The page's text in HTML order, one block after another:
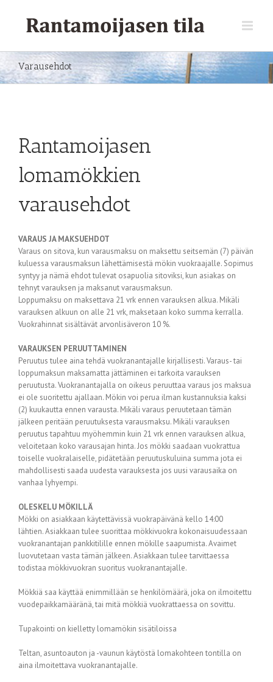
Varausehdot
Rantamoijasen
lomamökkien
varausehdot
VARAUS JA MAKSUEHDOT
Varaus on sitova, kun varausmaksu on maksettu seitsemän (7) päivän
kuluessa varausmaksun lähettämisestä mökin vuokraajalle. Sopimus
syntyy ja nämä ehdot tulevat osapuolia sitoviksi, kun asiakas on
tehnyt varauksen ja maksanut varausmaksun.
Loppumaksu on maksettava 21 vrk ennen varauksen alkua. Mikäli
varauksen alkuun on alle 21 vrk, maksetaan koko summa kerralla.
Vuokrahinnat sisältävät arvonlisäveron 10 %.
VARAUKSEN PERUUTTAMINEN
Peruutus tulee aina tehdä vuokranantajalle kirjallisesti. Varaus- tai
loppumaksun maksamatta jättäminen ei tarkoita varauksen
peruutusta. Vuokranantajalla on oikeus peruuttaa varaus jos maksua
ei ole suoritettu ajallaan. Mökin voi perua ilman kustannuksia kaksi
(2) kuukautta ennen varausta. Mikäli varaus peruutetaan tämän
jälkeen peritään peruutuksesta varausmaksu. Mikäli varauksen
peruutus tapahtuu myöhemmin kuin 21 vrk ennen varauksen alkua,
veloitetaan koko varausajan hinta. Jos mökki saadaan vuokrattua
toiselle vuokralaiselle, pidätetään peruutuskuluina summa jota ei
mahdollisesti saada uudesta varauksesta jos uusi varausaika on
vanhaa lyhyempi.
OLESKELU MÖKILLÄ
Mökki on asiakkaan käytettävissä vuokrapäivänä kello 14:00
lähtien. Asiakkaan tulee suorittaa mökkivuokra kokonaisuudessaan
vuokranantajan pankkitilille ennen mökille saapumista. Avaimet
luovutetaan vasta tämän jälkeen. Asiakkaan tulee tarvittaessa
todistaa mökkivuokran suoritus vuokranantajalle.
Mökkiä saa käyttää enimmillään se henkilömäärä, joka on ilmoitettu
vuodepaikkamääränä, tai mitä mökkiä vuokrattaessa on sovittu.
Tupakointi on kielletty lomamökin sisätiloissa
Teltan, asuntoauton ja -vaunun käytöstä lomakohteen tontilla on
aina ilmoitettava vuokranantajalle.